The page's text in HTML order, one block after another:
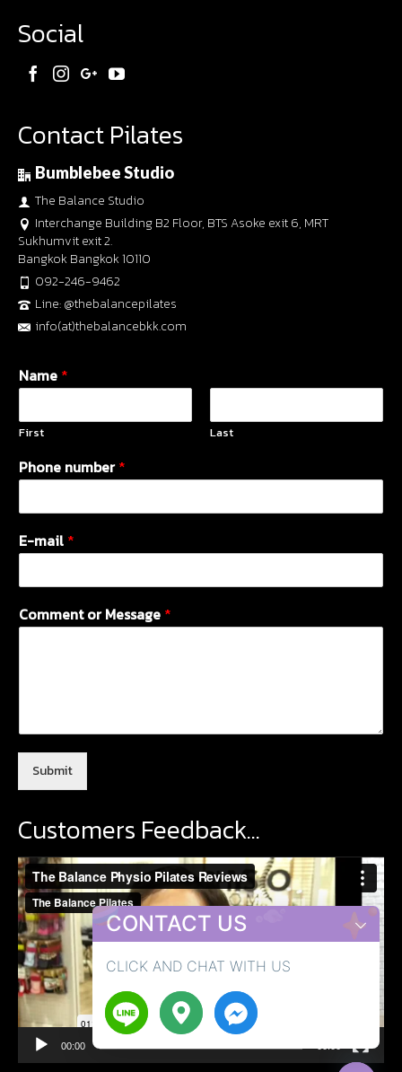
Social
Contact Pilates
Bumblebee Studio
The Balance Studio
Interchange Building B2 Floor, BTS Asoke exit 6, MRT
Sukhumvit exit 2.
Bangkok Bangkok 10110
092-246-9462
Line: @thebalancepilates
info(at)thebalancebkk.com
Name *
First Last
Phone number*
E-mail *
Comment or Message *
Submit
Customers Feedback…
Video
Player
00:00
Hide
CONTACT US
CLICK AND CHAT WITH US